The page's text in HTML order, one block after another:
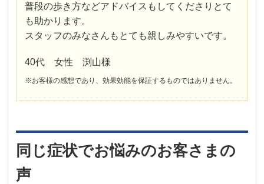
普段の歩き方などアドバイスもしてくださりとて
も助かります。
スタッフのみなさんもとても親しみやすいです。
40代 女性 渕山様
※お客様の感想であり、効果効能を保証するものではありません。
同じ症状でお悩みのお客さまの
声